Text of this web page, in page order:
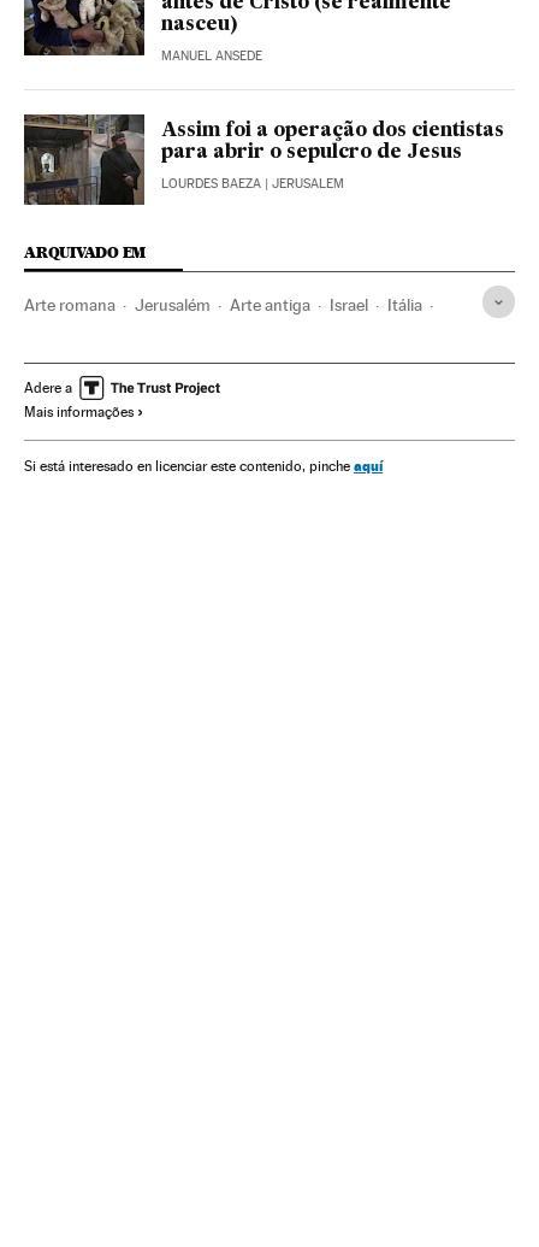
antes de Cristo (se realmente
nasceu)
MANUEL ANSEDE
Assim foi a operação dos cientistas
para abrir o sepulcro de Jesus
LOURDES BAEZA | JERUSALEM
ARQUIVADO EM
Arte romana Jerusalém Arte antiga Israel Itália
Europa Ocidental Cristianismo
Europa
Adere a
Mais informações
Si está interesado en licenciar este contenido, pinche aquí